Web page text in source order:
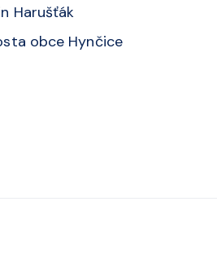
Harušťák
obce Hynčice